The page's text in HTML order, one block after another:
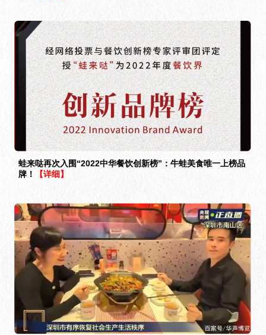
蛙来哒再次入围“2022中华餐饮创新榜”：牛蛙美食唯一上榜品
牌！
【详细】